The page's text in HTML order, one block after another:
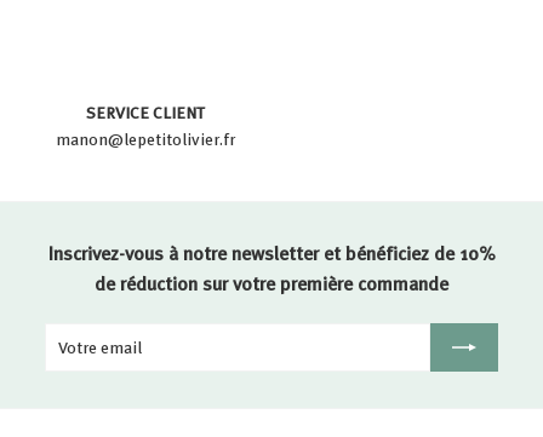
SERVICE CLIENT
manon@lepetitolivier.fr
Inscrivez-vous à notre newsletter et bénéficiez de 10%
de réduction sur votre première commande
Votre
Inscription